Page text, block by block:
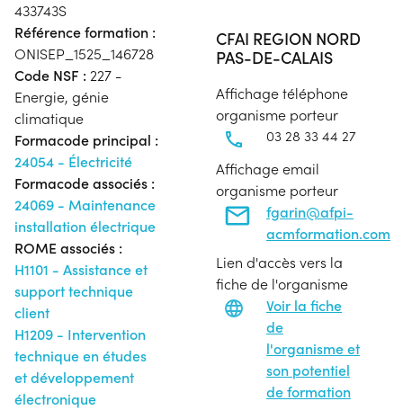
433743S
Référence formation :
ONISEP_1525_146728
Code NSF : 227 -
Energie, génie
climatique
Formacode principal :
24054 - Électricité
Formacode associés :
24069 - Maintenance
installation électrique
ROME associés :
H1101 - Assistance et
support technique
client
H1209 - Intervention
technique en études
et développement
électronique
CFAI REGION NORD
PAS-DE-CALAIS
Affichage téléphone
organisme porteur
03 28 33 44 27
Affichage email
organisme porteur
fgarin@afpi-
acmformation.com
Lien d'accès vers la
fiche de l'organisme
Voir la fiche
de
l'organisme et
son potentiel
de formation